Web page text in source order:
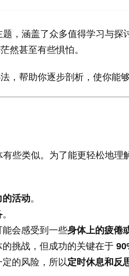
，涵盖了众多值得学习与
然甚至有些惧怕。
，帮助你逐步剖析，使你能
些类似。为了能更轻松地理
的活动。
。
会感受到一些身体上的疲倦
挑战，但成功的关键在于
的风险，所以定时休息和反